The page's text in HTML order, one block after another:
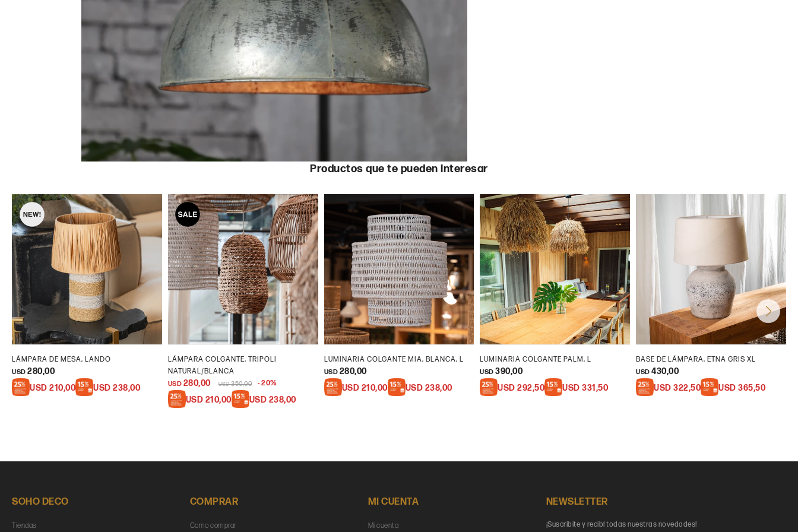
Productos que te pueden interesar
LÁMPARA DE MESA, LANDO
USD 280,00
USD 210,00 USD 238,00
LÁMPARA COLGANTE, TRIPOLI
NATURAL/BLANCA
USD 280,00 USD 350,00 20
USD 210,00 USD 238,00
LUMINARIA COLGANTE MIA, BLANCA, L
USD 280,00
USD 210,00 USD 238,00
LUMINARIA COLGANTE PALM, L
USD 390,00
USD 292,50 USD 331,50
BASE DE LÁMPARA, ETNA GRIS XL
USD 430,00
USD 322,50 USD 365,50
SOHO DECO
Tiendas
COMPRAR
Como comprar
MI CUENTA
Mi cuenta
NEWSLETTER
¡Suscribite y recibí todas nuestras novedades!